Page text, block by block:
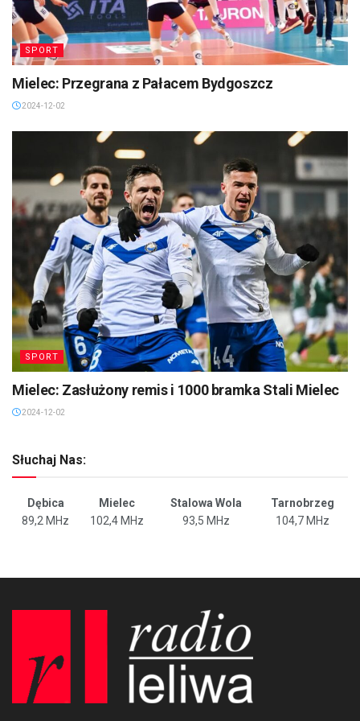
SPORT
Mielec: Przegrana z Pałacem Bydgoszcz
2024-12-02
SPORT
Mielec: Zasłużony remis i 1000 bramka Stali Mielec
2024-12-02
Słuchaj Nas:
Dębica Mielec Stalowa Wola
Tarnobrzeg
89,2 MHz
102,4 MHz 93,5 MHz 104,7 MHz